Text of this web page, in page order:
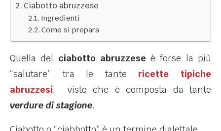
Ciabotto abruzzese
Ingredienti
Come si prepara
Quella del ciabotto abruzzese è forse la più
“salutare” tra le tante ricette tipiche
abruzzesi, visto che è composta da tante
verdure di stagione.